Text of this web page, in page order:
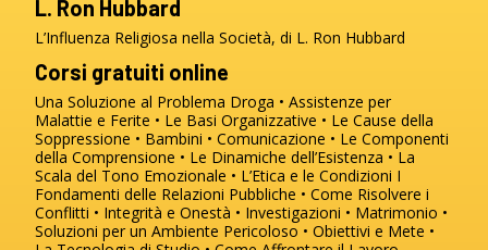
L. Ron Hubbard
L’Influenza Religiosa nella Società, di L. Ron Hubbard
Corsi gratuiti online
Una Soluzione al Problema Droga
Assistenze per
Malattie e Ferite
Le Basi Organizzative
Le Cause della
Soppressione
Bambini Comunicazione
Le Componenti
della Comprensione
Le Dinamiche dell’Esistenza
La
Scala del Tono Emozionale
L’Etica e le Condizioni I
Fondamenti delle Relazioni Pubbliche
Come Risolvere i
Conflitti
Integrità e Onestà Investigazioni
Matrimonio
Soluzioni per un Ambiente Pericoloso
Obiettivi e Mete